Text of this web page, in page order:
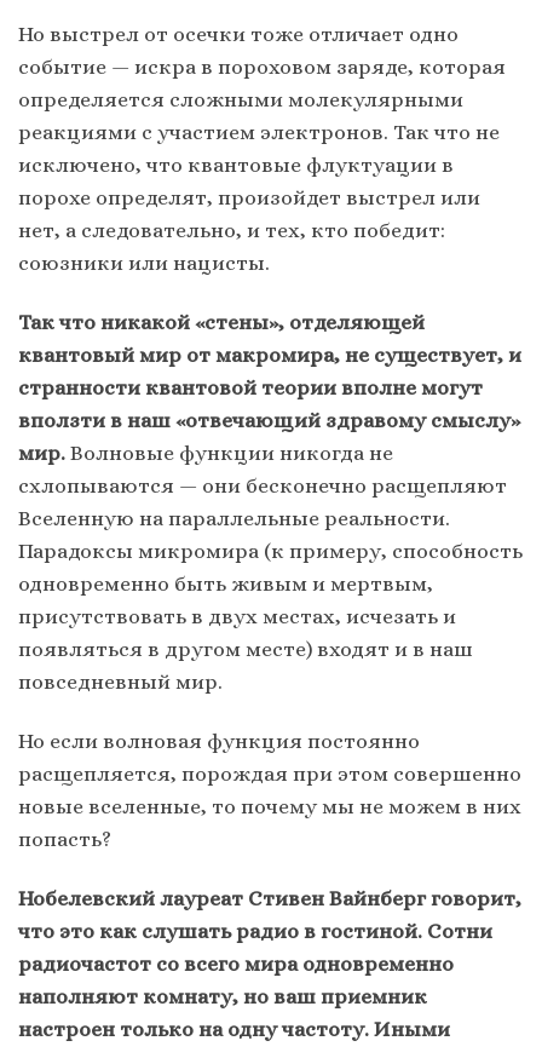
Но выстрел от осечки тоже отличает одно
событие — искра в пороховом заряде, которая
определяется сложными молекулярными
реакциями с участием электронов. Так что не
исключено, что квантовые флуктуации в
порохе определят, произойдет выстрел или
нет, а следовательно, и тех, кто победит:
союзники или нацисты.
Так что никакой «стены», отделяющей
квантовый мир от макромира, не существует, и
странности квантовой теории вполне могут
вползти в наш «отвечающий здравому смыслу»
мир. Волновые функции никогда не
схлопываются — они бесконечно расщепляют
Вселенную на параллельные реальности.
Парадоксы микромира (к примеру, способность
одновременно быть живым и мертвым,
присутствовать в двух местах, исчезать и
появляться в другом месте) входят и в наш
повседневный мир.
Но если волновая функция постоянно
расщепляется, порождая при этом совершенно
новые вселенные, то почему мы не можем в них
попасть?
Нобелевский лауреат Стивен Вайнберг говорит,
что это как слушать радио в гостиной. Сотни
радиочастот со всего мира одновременно
наполняют комнату, но ваш приемник
настроен только на одну частоту. Иными